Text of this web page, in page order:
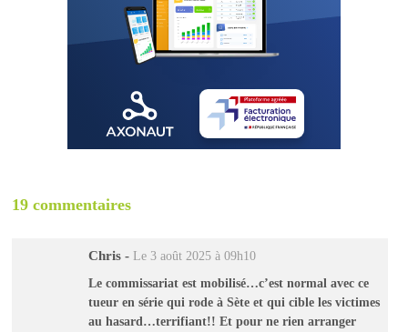
19 commentaires
Chris - Le 3 août 2025 à 09h10
Le commissariat est mobilisé…c’est normal avec ce
tueur en série qui rode à Sète et qui cible les victimes
au hasard…terrifiant!! Et pour ne rien arranger